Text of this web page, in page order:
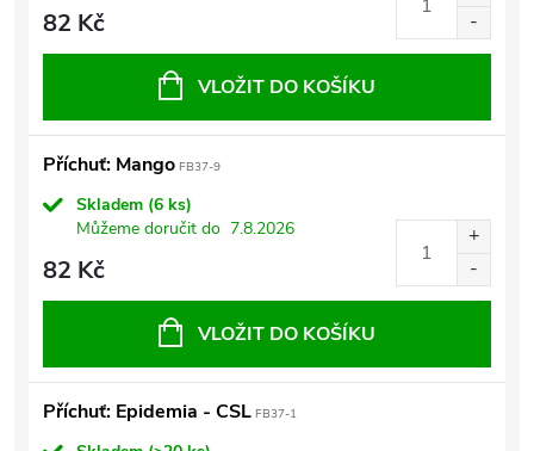
82 Kč
VLOŽIT DO KOŠÍKU
Příchuť: Mango FB37-9
Skladem (6 ks)
Můžeme doručit do 7.8.2026
82 Kč
VLOŽIT DO KOŠÍKU
Příchuť: Epidemia - CSL FB37-1